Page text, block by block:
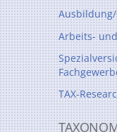
Arbeits-
TAX-